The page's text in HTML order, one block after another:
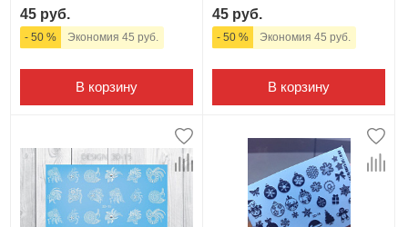
45 руб.
- 50 % Экономия 45 руб.
В корзину
45 руб.
- 50 % Экономия 45 руб.
В корзину